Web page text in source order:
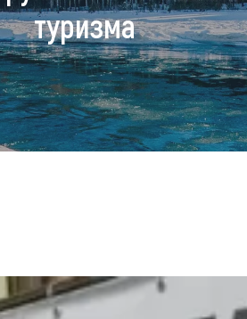
Чем заняться
Календарь
Аудиогид
Мой маршрут
туризма